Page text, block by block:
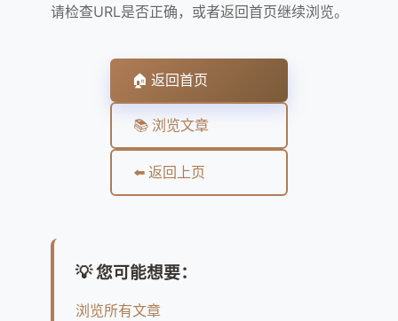
请检查URL是否正确，或者返回首页继续浏览。
🏠 返回首页
📚 浏览文章
⬅️ 返回上页
💡 您可能想要：
浏览所有文章